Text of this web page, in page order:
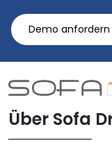
Demo anfordern
Über Sofa